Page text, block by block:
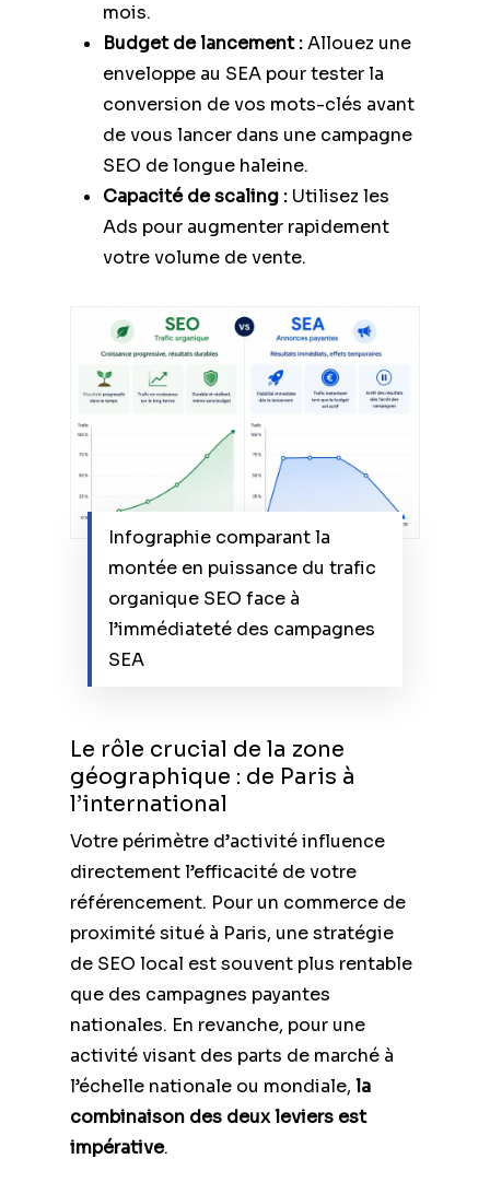
mois.
Budget de lancement :Allouez une
enveloppe au SEA pour tester la
conversion de vos mots-clés avant
de vous lancer dans une campagne
SEO de longue haleine.
Capacité de scaling : Utilisez les
Ads pour augmenter rapidement
votre volume de vente.
Infographie comparant la
montée en puissance du trafic
organique SEO face à
l’immédiateté des campagnes
SEA
Le rôle crucial de la zone
géographique : de Paris à
l’international
Votre périmètre d’activité influence
directement l’efficacité de votre
référencement. Pour un commerce de
proximité situé à Paris, une stratégie
de SEO local est souvent plus rentable
que des campagnes payantes
nationales. En revanche, pour une
activité visant des parts de marché à
l’échelle nationale ou mondiale, la
combinaison des deux leviers est
impérative.